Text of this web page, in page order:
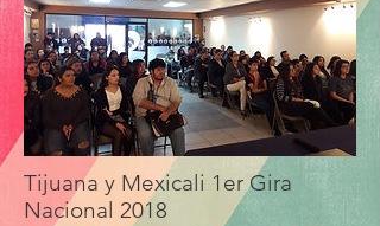
Tijuana y Mexicali 1er Gira
Nacional 2018